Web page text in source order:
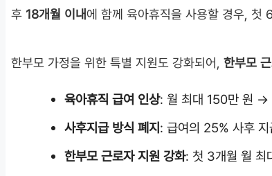
후 18개월 이내에 함께 육아휴직을 사용할 경우, 첫
한부모 가정을 위한 특별 지원도 강화되어, 한부모
육아휴직 급여 인상: 월 최대 150만 원 →
사후지급 방식 폐지 : 급여의 25% 사후
한부모 근로자 지원 강화: 첫 3개월 월 최